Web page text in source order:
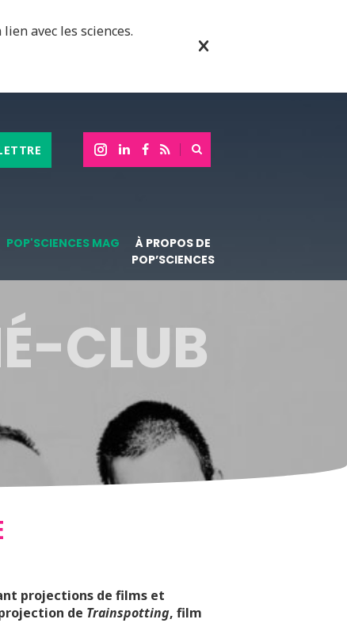
avec les sciences.
POP'SCIENCES MAG
À PROPOS DE
POP’SCIENCES
CLUB
projections de films et
de Trainspotting, film